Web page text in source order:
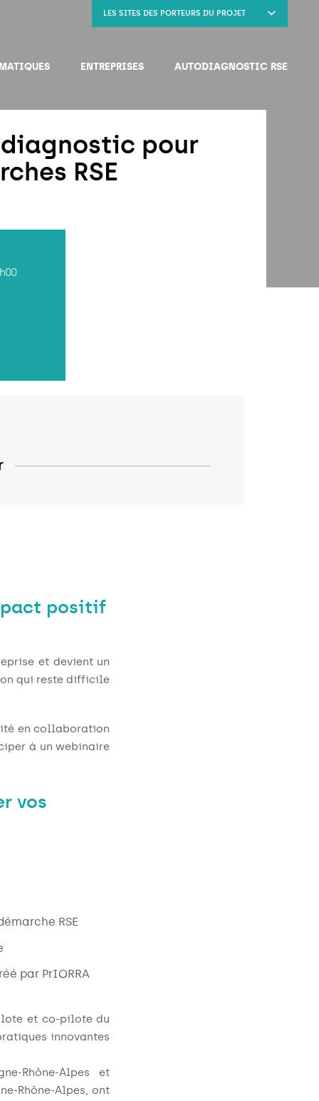
LES SITES DES PORTEURS DU PROJET
ENTREPRISES AUTODIAGNOSTIC RSE
pour
RSE
positif
et devient un
qui reste difficile
en collaboration
à un webinaire
vos
RSE
par PrIORRA
et co-pilote du
innovantes
Rhône-Alpes et
Rhône-Alpes, ont